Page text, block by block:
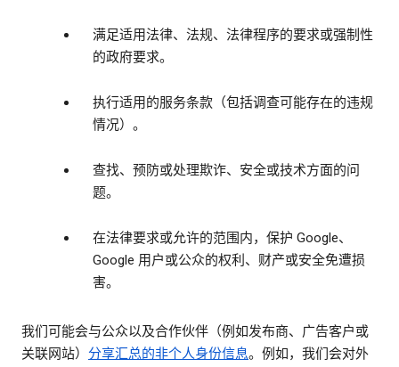
满足适用法律、法规、法律程序的要求或强制性
的政府要求。
执行适用的服务条款（包括调查可能存在的违规
情况）。
查找、预防或处理欺诈、安全或技术方面的问
题。
在法律要求或允许的范围内，保护 Google、
Google 用户或公众的权利、财产或安全免遭损
害。
我们可能会与公众以及合作伙伴（例如发布商、广告客户或
关联网站） 分享汇总的非个人身份信息。例如，我们会对外